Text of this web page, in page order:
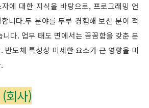
에 대한 지식을 바탕으로, 프로그래밍 언
니다.두 분야를 두루 경험해 보신 분이 적
다. 업무 태도 면에서는 꼼꼼함을 갖춘 분
반도체 특성상 미세한 요소가 큰 영향을 미
회사)